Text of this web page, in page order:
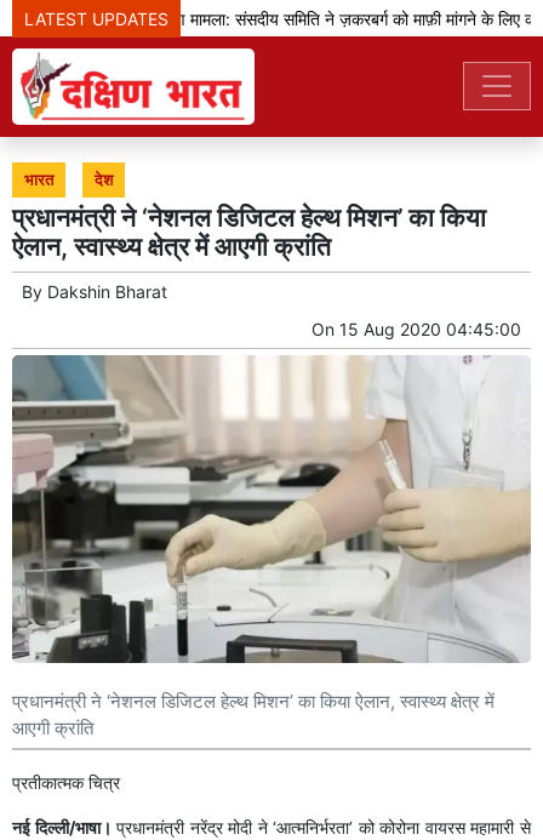
LATEST UPDATES
प्रधानमंत्री का भाषण मामला: संसदीय समिति ने ज़करबर्ग को माफ़ी मांगने के लिए कहा
भारत देश
प्रधानमंत्री ने ‘नेशनल डिजिटल हेल्थ मिशन’ का किया
ऐलान, स्वास्थ्य क्षेत्र में आएगी क्रांति
By Dakshin Bharat
On 15 Aug 2020 04:45:00
प्रधानमंत्री ने ‘नेशनल डिजिटल हेल्थ मिशन’ का किया ऐलान, स्वास्थ्य क्षेत्र में
आएगी क्रांति
प्रतीकात्मक चित्र
नई दिल्ली/भाषा। प्रधानमंत्री नरेंद्र मोदी ने ‘आत्मनिर्भरता’ को कोरोना वायरस महामारी से